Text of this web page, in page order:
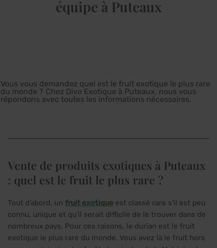
équipe à Puteaux
Vous vous demandez quel est le fruit exotique le plus rare
du monde ? Chez Divo Exotique à Puteaux, nous vous
répondons avec toutes les informations nécessaires.
Vente de produits exotiques à Puteaux
: quel est le fruit le plus rare ?
Tout d’abord, un fruit exotique est classé rare s’il est peu
connu, unique et qu’il serait difficile de le trouver dans de
nombreux pays. Pour ces raisons, le durian est le fruit
exotique le plus rare du monde. Vous avez là le fruit hors